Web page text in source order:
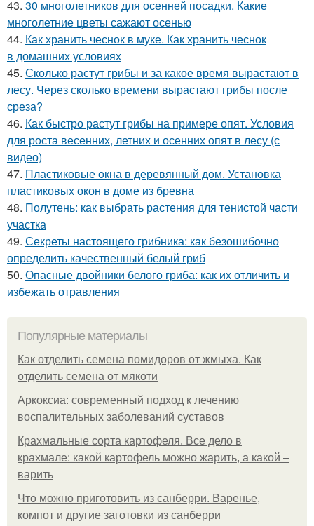
43. 30 многолетников для осенней посадки. Какие
многолетние цветы сажают осенью
44. Как хранить чеснок в муке. Как хранить чеснок
в домашних условиях
45. Сколько растут грибы и за какое время вырастают в
лесу. Через сколько времени вырастают грибы после
среза?
46. Как быстро растут грибы на примере опят. Условия
для роста весенних, летних и осенних опят в лесу (с
видео)
47. Пластиковые окна в деревянный дом. Установка
пластиковых окон в доме из бревна
48. Полутень: как выбрать растения для тенистой части
участка
49. Секреты настоящего грибника: как безошибочно
определить качественный белый гриб
50. Опасные двойники белого гриба: как их отличить и
избежать отравления
Популярные материалы
Как отделить семена помидоров от жмыха. Как
отделить семена от мякоти
Аркоксиа: современный подход к лечению
воспалительных заболеваний суставов
Крахмальные сорта картофеля. Все дело в
крахмале: какой картофель можно жарить, а какой –
варить
Что можно приготовить из санберри. Варенье,
компот и другие заготовки из санберри